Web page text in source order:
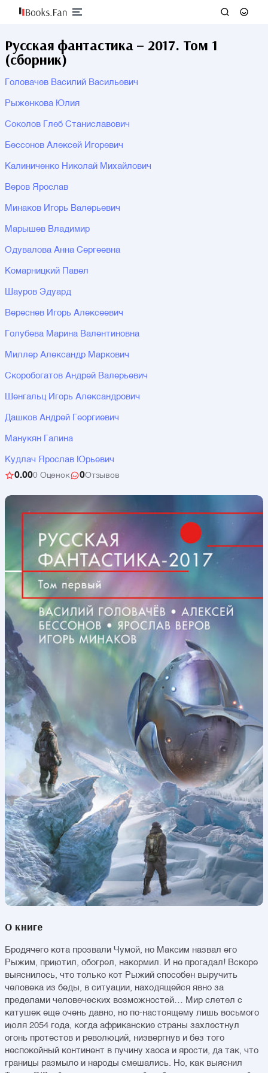
Русская фантастика – 2017. Том 1
(сборник)
Головачев Василий Васильевич
Рыженкова Юлия
Соколов Глеб Станиславович
Бессонов Алексей Игоревич
Калиниченко Николай Михайлович
Веров Ярослав
Минаков Игорь Валерьевич
Марышев Владимир
Одувалова Анна Сергеевна
Комарницкий Павел
Шауров Эдуард
Вереснев Игорь Алексеевич
Голубева Марина Валентиновна
Миллер Александр Маркович
Скоробогатов Андрей Валерьевич
Шенгальц Игорь Александрович
Дашков Андрей Георгиевич
Манукян Галина
Кудлач Ярослав Юрьевич
0.000 Оценок 0Отзывов
О книге
Бродячего кота прозвали Чумой, но Максим назвал его
Рыжим, приютил, обогрел, накормил. И не прогадал! Вскоре
выяснилось, что только кот Рыжий способен выручить
человека из беды, в ситуации, находящейся явно за
пределами человеческих возможностей… Мир слетел с
катушек еще очень давно, но по-настоящему лишь восьмого
июля 2054 года, когда африканские страны захлестнул
огонь протестов и революций, низвергнув и без того
неспокойный континент в пучину хаоса и ярости, да так, что
границы размыло и народы смешались. Но, как выяснил